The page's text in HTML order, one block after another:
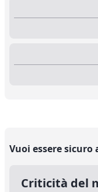
Vuoi essere sicuro
Criticità del